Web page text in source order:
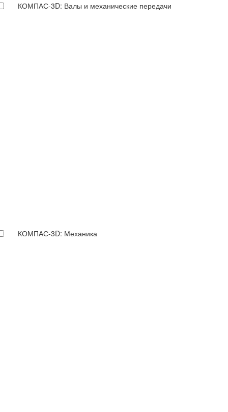
КОМПАС-3D: Валы и механические передачи
КОМПАС-3D: Механика